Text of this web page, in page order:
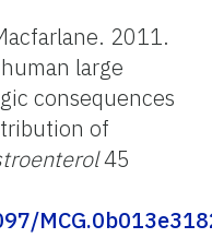
2011.
large
consequences
of
45